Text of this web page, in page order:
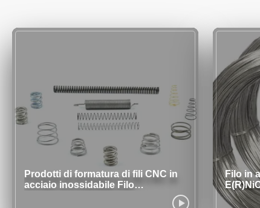
Prodotti di formatura di fili CNC in
acciaio inossidabile Filo
personalizzato in metallo formato
Filo in
o